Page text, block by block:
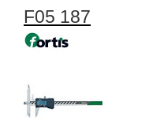
F05 187